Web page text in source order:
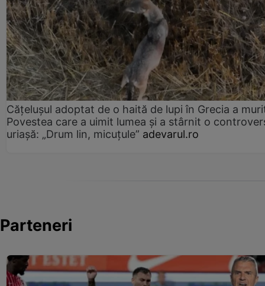
Cățelușul adoptat de o haită de lupi în Grecia a
Povestea care a uimit lumea și a stârnit o
uriașă: „Drum lin, micuțule” adevarul.ro
Parteneri